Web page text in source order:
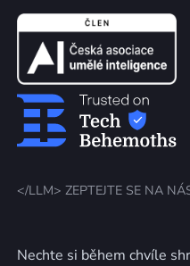
</LLM> ZEPTEJTE SE NA
Nechte si během chvíle